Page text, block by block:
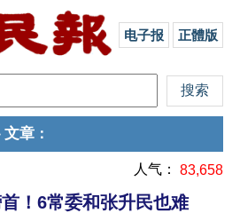
电子报 正體版
文章 ：
人气： 83,658
！6常委和张升民也难